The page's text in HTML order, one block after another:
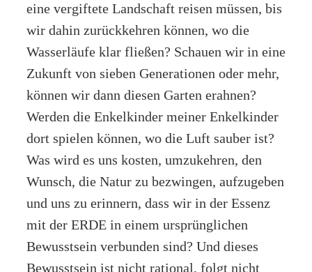
eine vergiftete Landschaft reisen müssen, bis
wir dahin zurückkehren können, wo die
Wasserläufe klar fließen? Schauen wir in eine
Zukunft von sieben Generationen oder mehr,
können wir dann diesen Garten erahnen?
Werden die Enkelkinder meiner Enkelkinder
dort spielen können, wo die Luft sauber ist?
Was wird es uns kosten, umzukehren, den
Wunsch, die Natur zu bezwingen, aufzugeben
und uns zu erinnern, dass wir in der Essenz
mit der ERDE in einem ursprünglichen
Bewusstsein verbunden sind? Und dieses
Bewusstsein ist nicht rational, folgt nicht